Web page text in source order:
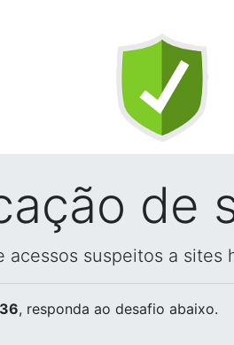
de
suspeitos a sites
, responda ao desafio abaixo.